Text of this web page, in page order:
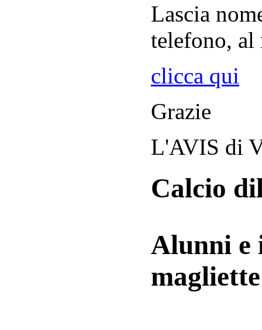
Lascia
telefono, al
clicca qui
Grazie
L'AVIS di
Calcio
Alunni e